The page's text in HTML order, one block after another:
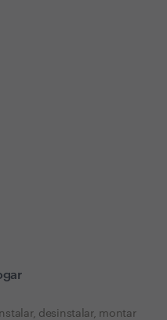
desinstalar, montar